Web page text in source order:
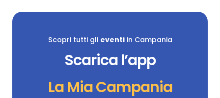
Scopri tutti gli eventiin Campania
Scarica l’app
La Mia Campania